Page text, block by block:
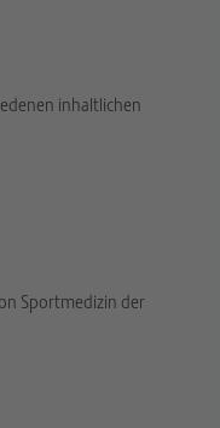
inhaltlichen
Sportmedizin der